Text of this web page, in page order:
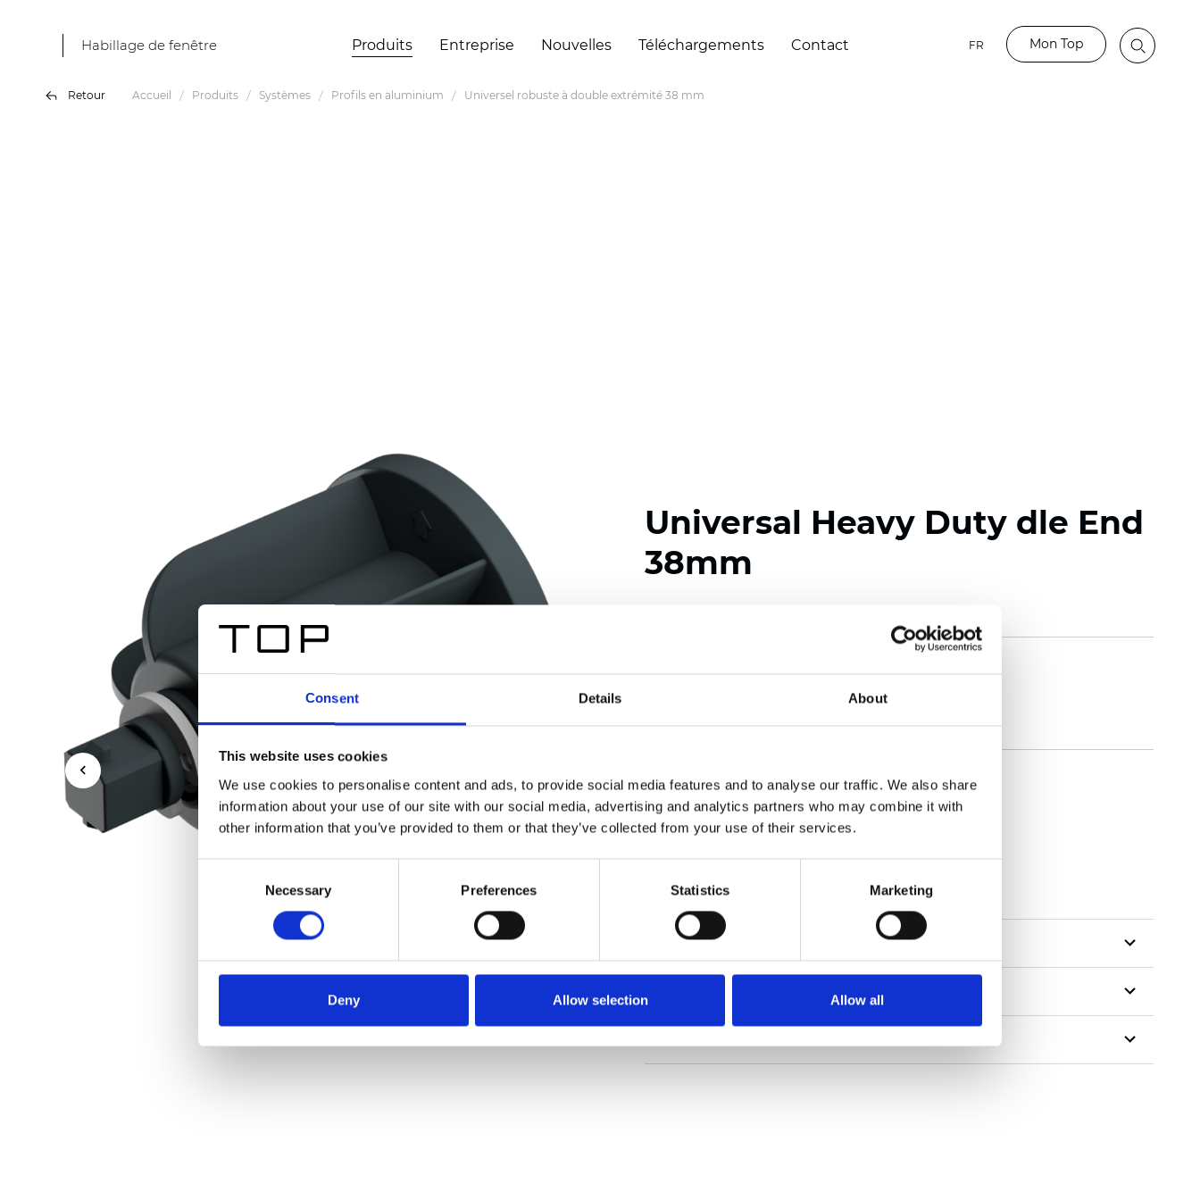
Consent Details About
This website uses cookies
We use cookies to personalise content and ads, to provide social media features and to analyse our traffic. We also share
information about your use of our site with our social media, advertising and analytics partners who may combine it with
other information that you’ve provided to them or that they’ve collected from your use of their services.
Necessary Preferences Statistics Marketing
Deny Allow selection Allow all
Habillage de fenêtre Produits Entreprise Nouvelles Téléchargements Contact FR Mon Top
Retour Accueil Produits Systèmes Profils en aluminium Universel robuste à double extrémité 38 mm
Universal Heavy Duty dle End
38mm
Certificats
Description